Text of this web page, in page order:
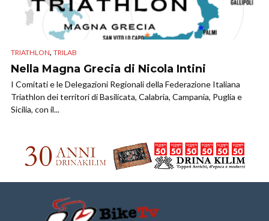
TRIATHLON, TRILAB
Nella Magna Grecia di Nicola Intini
I Comitati e le Delegazioni Regionali della Federazione Italiana
Triathlon dei territori di Basilicata, Calabria, Campania, Puglia e
Sicilia, con il...